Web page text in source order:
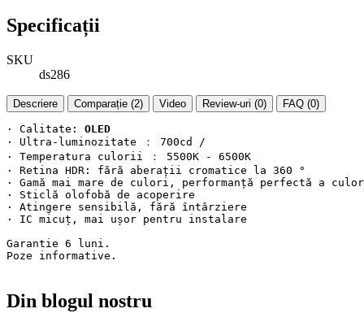
Specificații
SKU
ds286
Descriere Comparație (2) Video Review-uri (0) FAQ (0)
· Calitate: OLED
· Ultra-luminozitate ： 700cd /
· Temperatura culorii ： 5500K - 6500K
· Retina HDR: fără aberații cromatice la 360 °
· Gamă mai mare de culori, performanță perfectă a
· Sticlă olofobă de acoperire
· Atingere sensibilă, fără întârziere
· IC micuț, mai ușor pentru instalare
Garantie 6 luni.
Poze informative.
Din blogul nostru